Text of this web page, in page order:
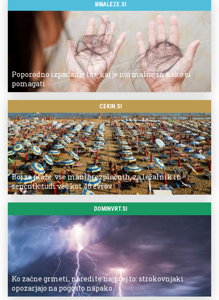
BIBALEZE.SI
Poporodno izpadanje las: kaj je normalno in kako si
pomagati
CEKIN.SI
Boj za plaže: vse manj brezplačnih, za ležalnik in
senčnik tudi več kot 40 evrov
DOMINVRT.SI
Ko začne grmeti, naredite najprej to: strokovnjaki
opozarjajo na pogosto napako